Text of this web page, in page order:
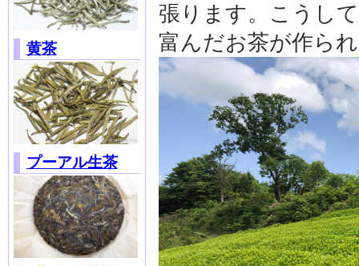
黄茶
プーアル生茶
張ります。こうし
富んだお茶が作ら